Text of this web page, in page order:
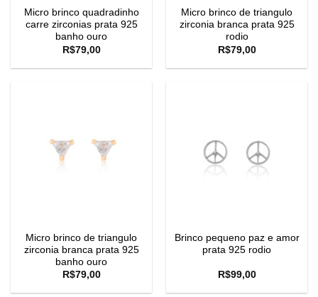
Micro brinco quadradinho
carre zirconias prata 925
banho ouro
R$79,00
Micro brinco de triangulo
zirconia branca prata 925
rodio
R$79,00
Micro brinco de triangulo
zirconia branca prata 925
banho ouro
R$79,00
Brinco pequeno paz e amor
prata 925 rodio
R$99,00